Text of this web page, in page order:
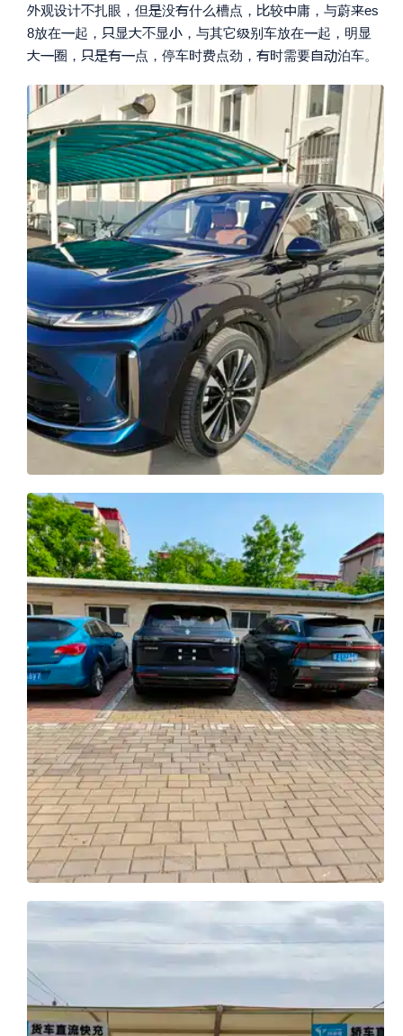
观设计扎眼，但没什么槽点， 较庸，与蔚es
8放在起， 显显 ，与其它别车放在起，明显
圈， 点，停车时费点劲， 时需要泊车。